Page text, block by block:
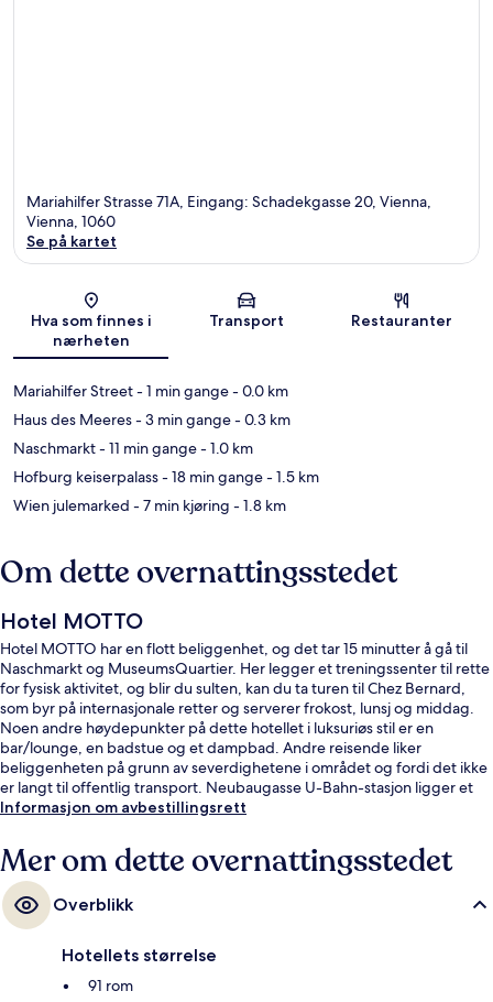
Mariahilfer Strasse 71A, Eingang: Schadekgasse 20, Vienna,
Vienna, 1060
Se på kartet
Hva som finnes i
nærheten
Transport Restauranter
Mariahilfer Street- 1 min gange- 0.0 km
Haus des Meeres- 3 min gange- 0.3 km
Naschmarkt- 11 min gange- 1.0 km
Hofburg keiserpalass- 18 min gange- 1.5 km
Wien julemarked - 7 min kjøring - 1.8 km
Om dette overnattingsstedet
Hotel MOTTO
Hotel MOTTO har en flott beliggenhet, og det tar 15 minutter å gå til
Naschmarkt og MuseumsQuartier. Her legger et treningssenter til rette
for fysisk aktivitet, og blir du sulten, kan du ta turen til Chez Bernard,
som byr på internasjonale retter og serverer frokost, lunsj og middag.
Noen andre høydepunkter på dette hotellet i luksuriøs stil er en
bar/lounge, en badstue og et dampbad. Andre reisende liker
beliggenheten på grunn av severdighetene i området og fordi det ikke
er langt til offentlig transport. Neubaugasse U-Bahn-stasjon ligger et
steinkast unna, og det tar 5 minutter å gå til Zieglergasse U-Bahn-
Informasjon om avbestillingsrett
Mer om dette overnattingsstedet
Overblikk
Hotellets størrelse
91 rom